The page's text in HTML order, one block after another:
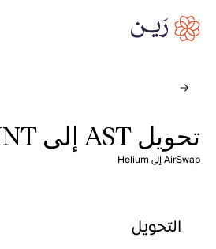
تحويل AST إلى HNT
AirSwap إلى Helium
التحويل